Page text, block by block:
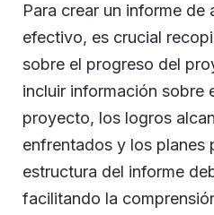
Para crear un informe
efectivo, es crucial
sobre el progreso del
incluir información sobre
proyecto, los logros
enfrentados y los planes
estructura del informe
facilitando la